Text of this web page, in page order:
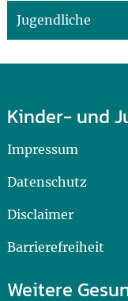
Jugendliche
Kinder- und
Impressum
Datenschutz
Disclaimer
Barrierefreiheit
Weitere